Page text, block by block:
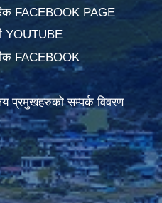
FACEBOOK PAGE
YOUTUBE
FACEBOOK
प्रमुखहरुको सम्पर्क विवरण